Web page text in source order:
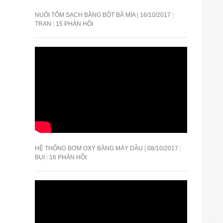
NUÔI TÔM SẠCH BẰNG BỘT BÃ MÍA
16/10/2017
TRAN
15 PHẢN HỒI
HỆ THỐNG BƠM OXY BẰNG MÁY DẦU
08/10/2017
BUI
16 PHẢN HỒI